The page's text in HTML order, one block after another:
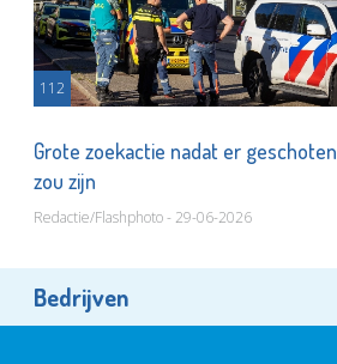
112
Grote zoekactie nadat er geschoten
zou zijn
Redactie/Flashphoto - 29-06-2026
Bedrijven